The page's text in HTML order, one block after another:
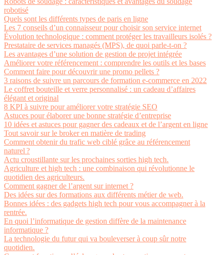
robotisé
Quels sont les différents types de paris en ligne
Les 7 conseils d’un connaisseur pour choisir son service internet
Évolution technologique : comment protéger les travailleurs isolés ?
Prestataire de services managés (MPS), de quoi parle-t-on ?
Les avantages d’une solution de gestion de projet intégrée
Améliorer votre référencement : comprendre les outils et les bases
Comment faire pour découvrir une promo pellets ?
3 raisons de suivre un parcours de formation e-commerce en 2022
Le coffret bouteille et verre personnalisé : un cadeau d’affaires
élégant et original
8 KPI à suivre pour améliorer votre stratégie SEO
Astuces pour élaborer une bonne stratégie d’entreprise
10 idées et astuces pour gagner des cadeaux et de l’argent en ligne
Tout savoir sur le broker en matière de trading
Comment obtenir du trafic web ciblé grâce au référencement
naturel ?
Actu croustillante sur les prochaines sorties high tech.
Agriculture et high tech : une combinaison qui révolutionne le
quotidien des agriculteurs.
Comment gagner de l’argent sur internet ?
Des idées sur des formations aux différents métier de web.
Bonnes idées : des gadgets high tech pour vous accompagner à la
rentrée.
En quoi l’informatique de gestion diffère de la maintenance
informatique ?
La technologie du futur qui va bouleverser à coup sûr notre
quotidien.